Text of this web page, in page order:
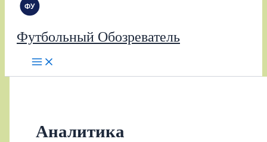
Футбольный Обозреватель
Аналитика